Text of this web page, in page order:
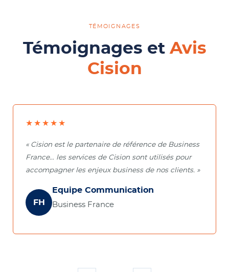
TÉMOIGNAGES
Témoignages et Avis
Cision
★★★★★
« Cision est le partenaire de référence de Business
France… les services de Cision sont utilisés pour
accompagner les enjeux business de nos clients. »
FH
Equipe Communication
Business France